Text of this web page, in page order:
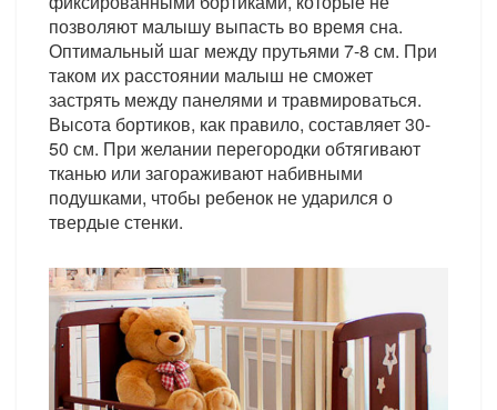
позволяют малышу выпасть во время сна.
Оптимальный шаг между прутьями 7-8 см. При
таком их расстоянии малыш не сможет
застрять между панелями и травмироваться.
Высота бортиков, как правило, составляет 30-
50 см. При желании перегородки обтягивают
тканью или загораживают набивными
подушками, чтобы ребенок не ударился о
твердые стенки.